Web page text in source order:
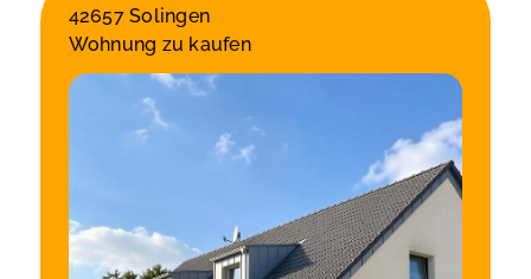
42657 Solingen
Wohnung zu kaufen